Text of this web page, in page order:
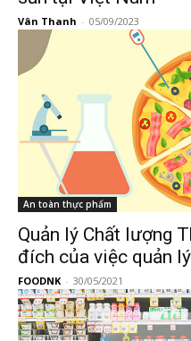
Vân Thanh - 05/09/2023
An toàn thực phẩm
Quản lý Chất lượng
đích của việc quản
FOODNK - 30/05/2021